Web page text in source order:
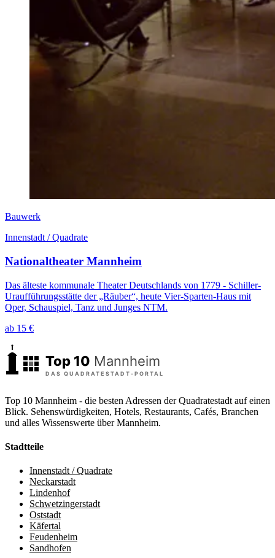
Bauwerk
Innenstadt / Quadrate
Nationaltheater Mannheim
Das älteste kommunale Theater Deutschlands von 1779 - Schiller-
Uraufführungsstätte der „Räuber“, heute Vier-Sparten-Haus mit
Oper, Schauspiel, Tanz und Junges NTM.
ab 15 €
Top 10 Mannheim - die besten Adressen der Quadratestadt auf einen
Blick. Sehenswürdigkeiten, Hotels, Restaurants, Cafés, Branchen
und alles Wissenswerte über Mannheim.
Stadtteile
Innenstadt / Quadrate
Neckarstadt
Lindenhof
Schwetzingerstadt
Oststadt
Käfertal
Feudenheim
Sandhofen